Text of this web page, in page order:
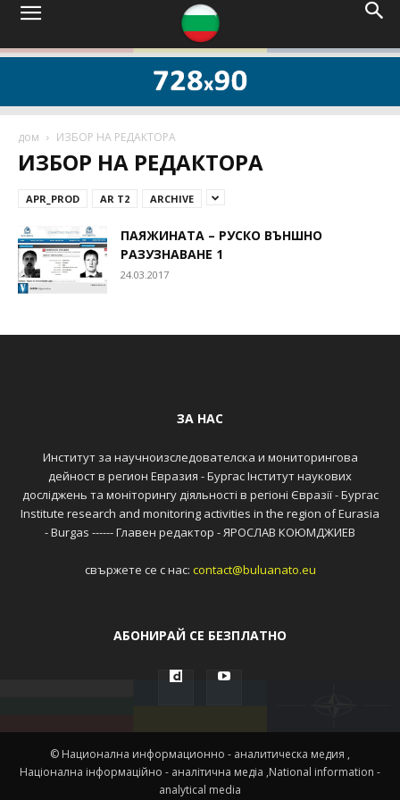
дом ИЗБОР НА РЕДАКТОРА
ИЗБОР НА РЕДАКТОРА
APR_PROD AR T2 ARCHIVE
ПАЯЖИНАТА – РУСКО ВЪНШНО
РАЗУЗНАВАНЕ 1
24.03.2017
ЗА НАС
Институт за научноизследователска и мониторингова
дейност в регион Евразия - Бургас Інститут наукових
досліджень та моніторингу діяльності в регіоні Євразії - Бургас
Institute research and monitoring activities in the region of Eurasia
- Burgas ------ Главен редактор - ЯРОСЛАВ КОЮМДЖИЕВ
свържете се с нас: contact@buluanato.eu
АБОНИРАЙ СЕ БЕЗПЛАТНО
© Национална информационно - аналитическа медия ,
Націонална інформаційно - аналітична медіа ,National information -
analytical media